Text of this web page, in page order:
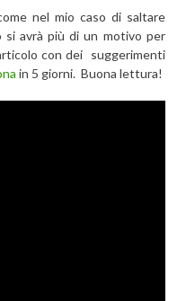
nel mio caso di saltare
si avrà più di un motivo per
con dei suggerimenti
in 5 giorni. Buona lettura!